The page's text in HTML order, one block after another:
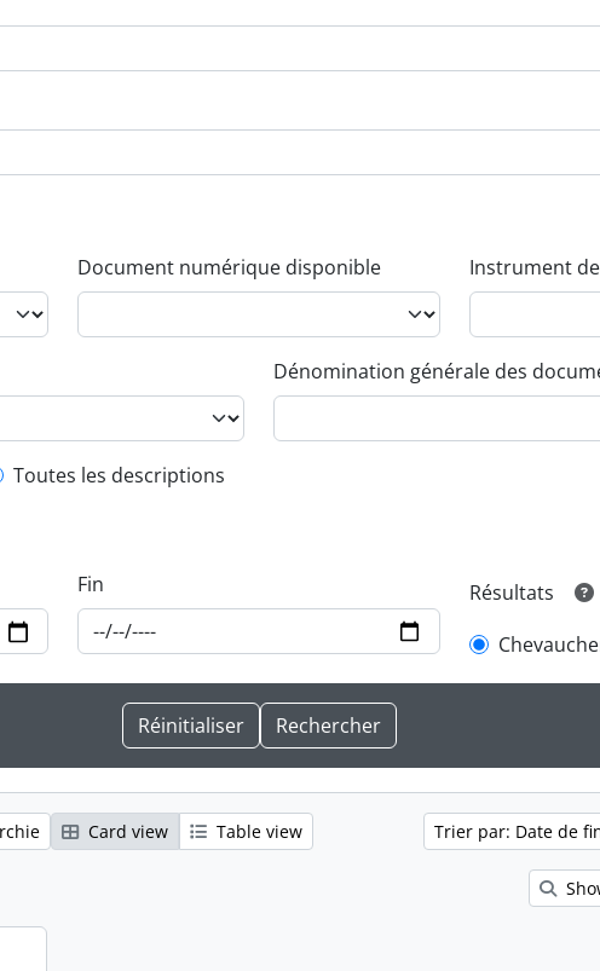
Document numérique disponible Instrument
Dénomination générale des
Toutes les descriptions
Fin
Résultats
Card view Table view Trier par: Date de